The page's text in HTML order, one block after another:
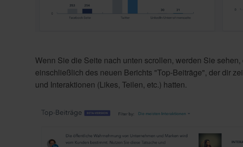
Wenn Sie die Seite nach unten scrollen, werden Sie
einschließlich des neuen Berichts "Top-Beiträge", der dir
und Interaktionen (Likes, Teilen, etc.) hatten.